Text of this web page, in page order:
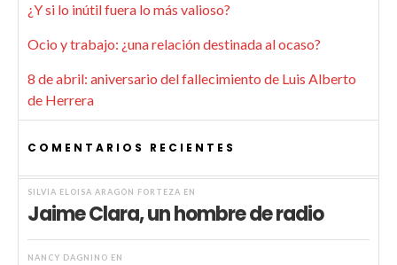
¿Y si lo inútil fuera lo más valioso?
Ocio y trabajo: ¿una relación destinada al ocaso?
8 de abril: aniversario del fallecimiento de Luis Alberto
de Herrera
COMENTARIOS RECIENTES
SILVIA ELOISA ARAGÓN FORTEZA EN
Jaime Clara, un hombre de radio
NANCY DAGNINO EN